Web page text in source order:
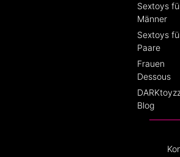
Sextoys
Männer
Sextoys
Paare
Frauen
Dessous
Blog